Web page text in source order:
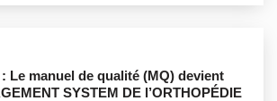
Le manuel de qualité (MQ) devient
SYSTEM DE l’ORTHOPÉDIE